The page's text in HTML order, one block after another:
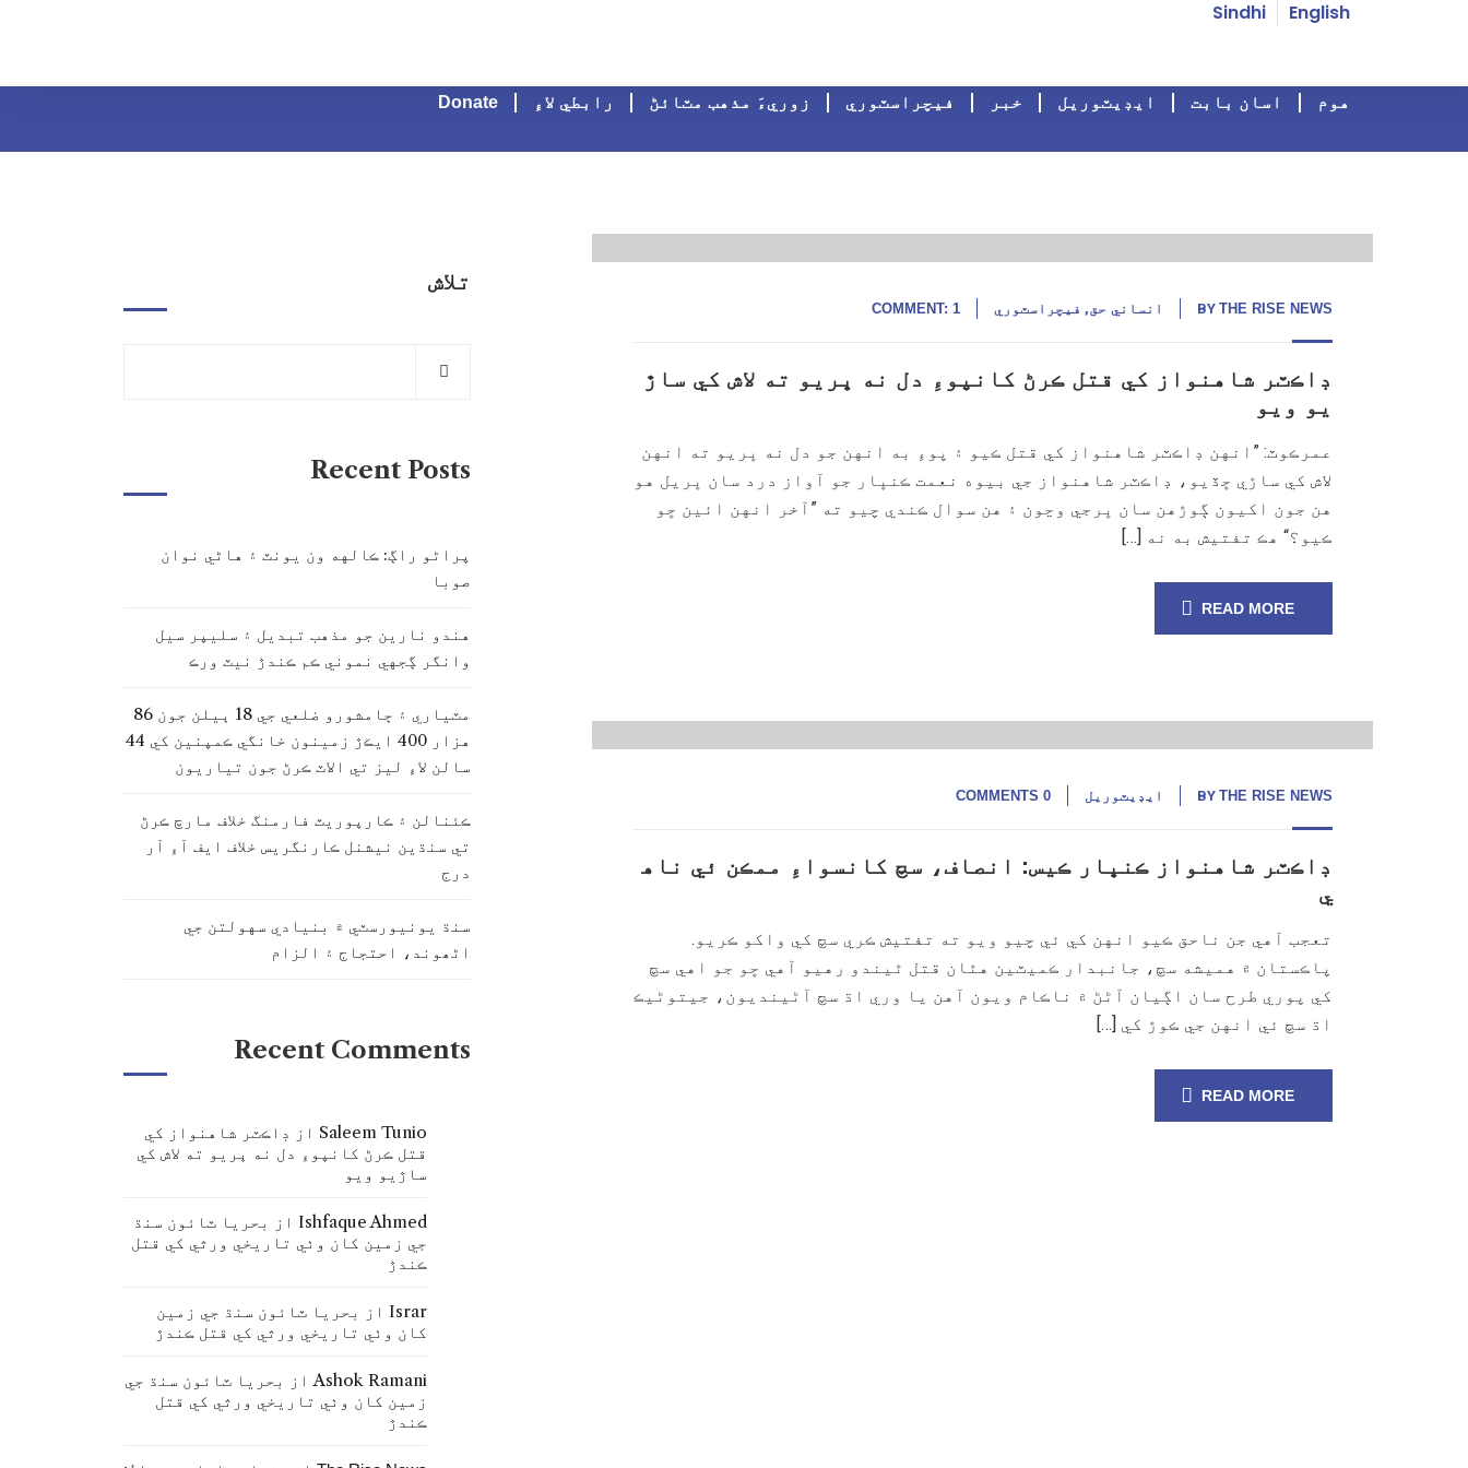
English
Sindhi
هوم اسان بابت ايڊيٽوريل خبر فيچراسٽوري زوريءَ مذهب مٽائڻ رابطي لاءِ Donate
BY THE RISE NEWS انساني حق, فيچراسٽوري COMMENT: 1
ڊاڪٽر شاهنواز کي قتل ڪرڻ کانپوءِ دل نه ڀريو ته لاش کي ساڙ
يو ويو
عمرڪوٽ: ”انهن ڊاڪٽر شاهنواز کي قتل ڪيو ۽ پوءِ به انهن جو دل نه ڀريو ته انهن
لاش کي ساڙي ڇڏيو، ڊاڪٽر شاهنواز جي بيوه نعمت ڪنڀار جو آواز درد سان ڀريل هو
هن جون اکيون ڳوڙهن سان ڀرجي وڃون ۽ هن سوال ڪندي چيو ته ”آخر انهن ائين ڇو
ڪيو؟“ هڪ تفتيش به نه […]
READ MORE
BY THE RISE NEWS ايڊيٽوريل 0 COMMENTS
ڊاڪٽر شاهنواز ڪنڀار ڪيس: انصاف، سچ کانسواءِ ممڪن ئي ناه
ي
تعجب آهي جن ناحق ڪيو انهن کي ئي چيو ويو ته تفتيش ڪري سچ کي واکو ڪريو.
پاڪستان ۾ هميشه سچ، جانبدار ڪميٽين هٿان قتل ٿيندو رهيو آهي ڇو جو اهي سچ
کي پوري طرح سان اڳيان آڻڻ ۾ ناڪام ويون آهن يا وري اڌ سچ آڻينديون، جيتوڻيڪ
اڌ سچ ئي انهن جي ڪوڙ کي […]
READ MORE
تلاش
Recent Posts
پراڻو راڳ: ڪالهه ون يونٽ ۽ هاڻي نوان
صوبا
هندو نارين جو مذهب تبديل ۽ سليپر سيل
وانگر ڳجهي نموني ڪم ڪندڙ نيٽ ورڪ
مٽياري ۽ ڄامشورو ضلعي جي 18 ٻيلن جون 86
هزار 400 ايڪڙ زمينون خانگي ڪمپنين کي 44
سالن لاءِ ليز تي الاٽ ڪرڻ جون تياريون
ڪئنالن ۽ ڪارپوريٽ فارمنگ خلاف مارچ ڪرڻ
تي سنڌين نيشنل ڪارنگريس خلاف ايف آءِ آر
درج
سنڌ يونيورسٽي ۾ بنيادي سهولتن جي
اڻھوند، احتجاج ۽ الزام
Recent Comments
Saleem Tunio از ڊاڪٽر شاهنواز کي
قتل ڪرڻ کانپوءِ دل نه ڀريو ته لاش کي
ساڙيو ويو
Ishfaque Ahmed از
بحريا ٽائون سنڌ
جي زمين کان وٺي تاريخي ورثي کي قتل
ڪندڙ
Israr از
بحريا ٽائون سنڌ جي زمين
کان وٺي تاريخي ورثي کي قتل ڪندڙ
Ashok Ramaniاز
بحريا ٽائون سنڌ جي
زمين کان وٺي تاريخي ورثي کي قتل
ڪندڙ